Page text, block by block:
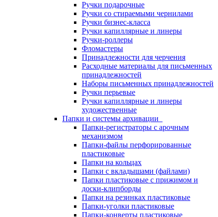
Ручки подарочные
Ручки со стираемыми чернилами
Ручки бизнес-класса
Ручки капиллярные и линеры
Ручки-роллеры
Фломастеры
Принадлежности для черчения
Расходные материалы для письменных
принадлежностей
Наборы письменных принадлежностей
Ручки перьевые
Ручки капиллярные и линеры
художественные
Папки и системы архивации
Папки-регистраторы с арочным
механизмом
Папки-файлы перфорированные
пластиковые
Папки на кольцах
Папки с вкладышами (файлами)
Папки пластиковые с прижимом и
доски-клипборды
Папки на резинках пластиковые
Папки-уголки пластиковые
Папки-конверты пластиковые